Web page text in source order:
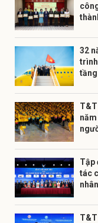
32
Tập
tác
T&T
Gửi